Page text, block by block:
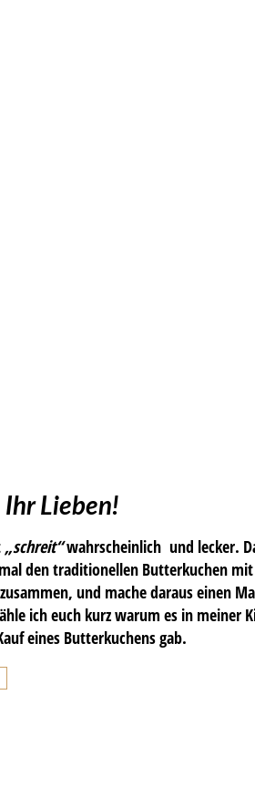
Lieben!
„schreit“wahrscheinlich und lecker.
den traditionellen Butterkuchen
und mache daraus einen
ich euch kurz warum es in meiner
eines Butterkuchens gab.